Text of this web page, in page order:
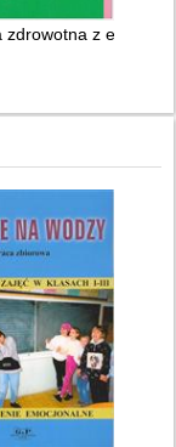
w szkole :
zdrowotna z